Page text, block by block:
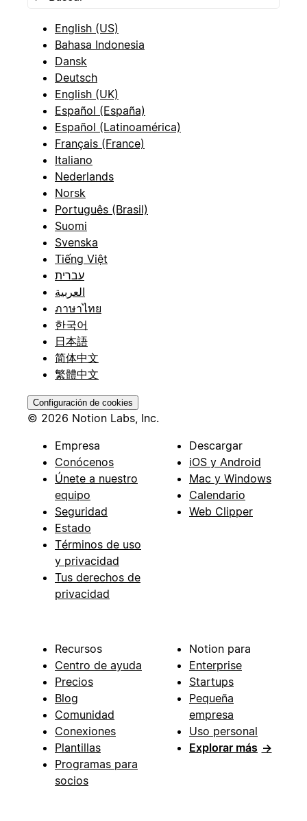
English (US)
Bahasa Indonesia
Dansk
Deutsch
English (UK)
Español (España)
Español (Latinoamérica)
Français (France)
Italiano
Nederlands
Norsk
Português (Brasil)
Suomi
Svenska
Tiếng Việt
עברית
العربية
ภาษาไทย
한국어
日本語
简体中文
繁體中文
Configuración de cookies
© 2026 Notion Labs, Inc.
Empresa
Conócenos
Únete a nuestro
equipo
Seguridad
Estado
Términos de uso
y privacidad
Tus derechos de
privacidad
Descargar
iOS y Android
Mac y Windows
Calendario
Web Clipper
Recursos
Centro de ayuda
Precios
Blog
Comunidad
Conexiones
Plantillas
Programas para
socios
Notion para
Enterprise
Startups
Pequeña
empresa
Uso personal
Explorar más →